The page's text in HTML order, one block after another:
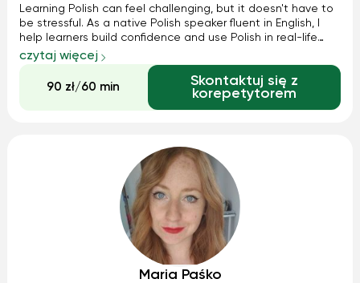
Learning Polish can feel challenging, but it doesn't have to
be stressful. As a native Polish speaker fluent in English, I
help learners build confidence and use Polish in real-life
situations. Lessons are friendly, practical and adapted to
your goals, whether you're learning for work, travel, family or
everyday life in Poland.
czytaj więcej
90 zł/60 min
Skontaktuj się z
korepetytorem
Maria Paśko